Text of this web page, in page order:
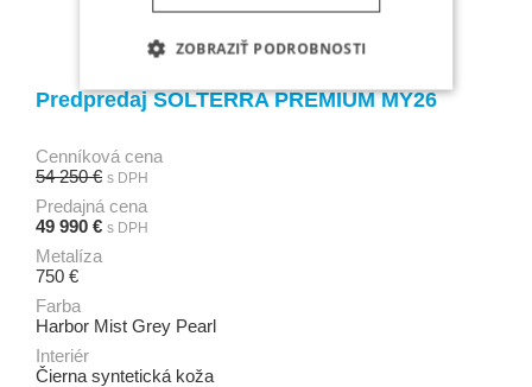
Predpredaj SOLTERRA PREMIUM MY26
Cenníková cena
54 250 € s DPH
Predajná cena
49 990 € s DPH
Metalíza
750 €
Farba
Harbor Mist Grey Pearl
Interiér
Čierna syntetická koža
ZOBRAZIŤ PODROBNOSTI